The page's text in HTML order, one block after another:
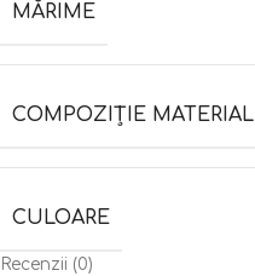
MĂRIME
COMPOZIȚIE MATERIAL
CULOARE
Recenzii (0)